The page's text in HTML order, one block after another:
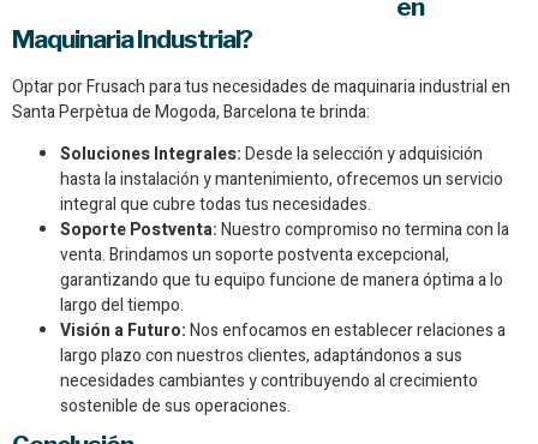
en
Maquinaria Industrial?
Optar por Frusach para tus necesidades de maquinaria industrial en
Santa Perpètua de Mogoda, Barcelona te brinda:
Soluciones Integrales:Desde la selección y adquisición
hasta la instalación y mantenimiento, ofrecemos un servicio
integral que cubre todas tus necesidades.
Soporte Postventa:Nuestro compromiso no termina con la
venta. Brindamos un soporte postventa excepcional,
garantizando que tu equipo funcione de manera óptima a lo
largo del tiempo.
Visión a Futuro:Nos enfocamos en establecer relaciones a
largo plazo con nuestros clientes, adaptándonos a sus
necesidades cambiantes y contribuyendo al crecimiento
sostenible de sus operaciones.